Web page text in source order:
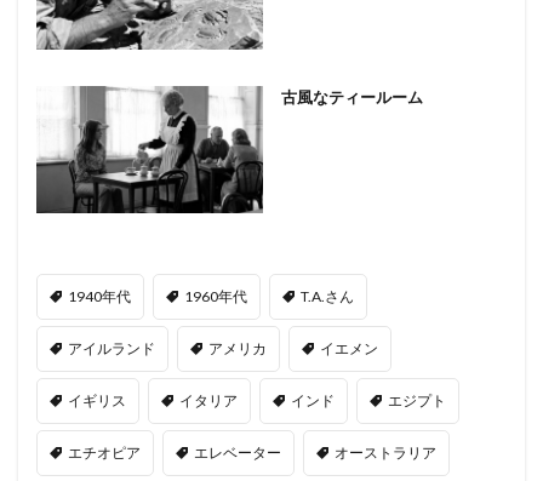
古風なティールーム
1940年代 1960年代 T.A.さん
アイルランド アメリカ イエメン
イギリス イタリア インド エジプト
エチオピア エレベーター オーストラリア